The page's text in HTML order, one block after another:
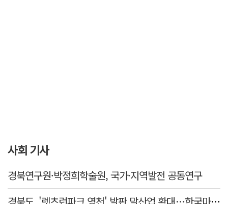
사회 기사
경북연구원·박정희학술원, 국가·지역발전 공동연구